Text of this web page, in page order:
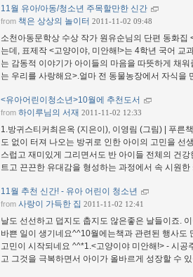
11월 유아/아동/청소년 주목할만한 신간
from 책은 상상의 놀이터 2011-11-02 09:48
소천아동문학상 수상 작가 원유순님의 단편 동화
는데, 표제작 <고양이야, 미안해!>는 4학년 국어 교
는 감동적 이야기가 아이들의 마음을 따뜻하게 채
는 우리를 사랑해요>.얼마 전 동물농장에서 자식을
<유아어린이청소년>10월에 추천도서
from 하이루님의 서재 2011-11-02 12:33
1.방귀스티커최은옥 (지은이), 이영림 (그림) | 푸른
도 없이 터져 나오는 방귀로 인한 아이의 고민을 선
스럽고 재미있게 그리면서도 반 아이들 전체의 건
트고 끈끈한 유대감을 형성하는 과정에서 속 시원
11월 추천 신간! - 유아 어린이 청소년
from 사랑이 가득한 집 2011-11-02 12:41
날도 선선하고 덥지도 춥지도 않은좋은 날들이죠.
바쁜 일이 생기네요^^10월에는책과 관련된 행사도
고민이 시작되네요 ^^*1.<고양이야 미안해!> - 시
고 그것을 극복하면서 아이가 올바르게 성장할 수